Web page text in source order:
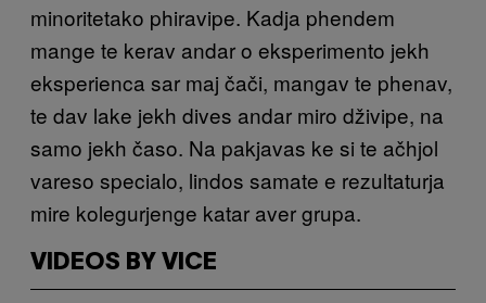
minoritetako phiravipe. Kadja phendem
mange te kerav andar o eksperimento jekh
eksperienca sar maj čači, mangav te phenav,
te dav lake jekh dives andar miro dživipe, na
samo jekh časo. Na pakjavas ke si te ačhjol
vareso specialo, lindos samate e rezultaturja
mire kolegurjenge katar aver grupa.
VIDEOS BY VICE